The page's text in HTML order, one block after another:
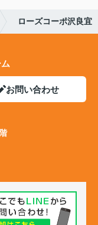
ローズコーポ沢良宜
お問い合わせ